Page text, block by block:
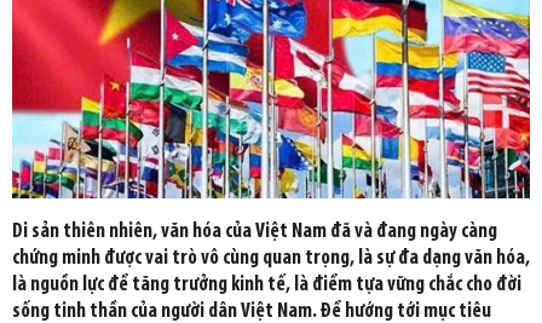
Di sản thiên nhiên, văn hóa của Việt Nam đã và đang ngày càng
chứng minh được vai trò vô cùng quan trọng, là sự đa dạng văn hóa,
là nguồn lực để tăng trưởng kinh tế, là điểm tựa vững chắc cho đời
sống tinh thần của người dân Việt Nam. Để hướng tới mục tiêu